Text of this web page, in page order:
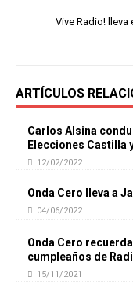
Vive Radio!
ARTÍCULOS
Carlos Alsina
Elecciones Castilla
12/02/2022
Onda Cero lleva a
04/06/2022
Onda Cero
cumpleaños de
15/11/2021